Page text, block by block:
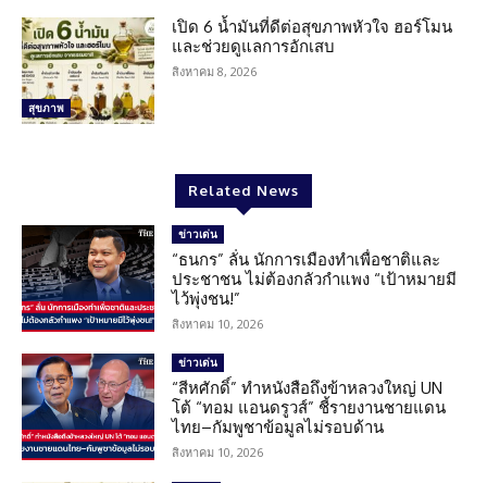
สุขภาพ
เปิด 6 น้ำมันที่ดีต่อสุขภาพหัวใจ ฮอร์โมน
และช่วยดูแลการอักเสบ
สิงหาคม 8, 2026
Related News
ข่าวเด่น
“ธนกร” ลั่น นักการเมืองทำเพื่อชาติและ
ประชาชน ไม่ต้องกลัวกำแพง “เป้าหมายมี
ไว้พุ่งชน!”
สิงหาคม 10, 2026
ข่าวเด่น
“สีหศักดิ์” ทำหนังสือถึงข้าหลวงใหญ่ UN
โต้ “ทอม แอนดรูวส์” ชี้รายงานชายแดน
ไทย–กัมพูชาข้อมูลไม่รอบด้าน
สิงหาคม 10, 2026